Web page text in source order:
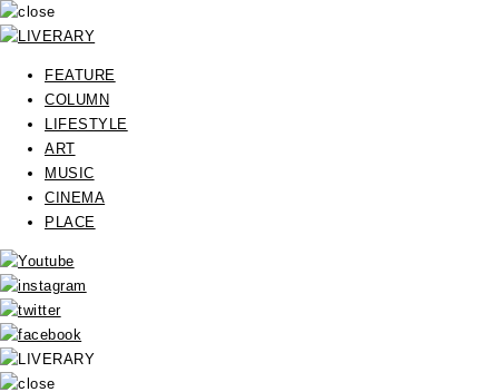
FEATURE
COLUMN
LIFESTYLE
ART
MUSIC
CINEMA
PLACE